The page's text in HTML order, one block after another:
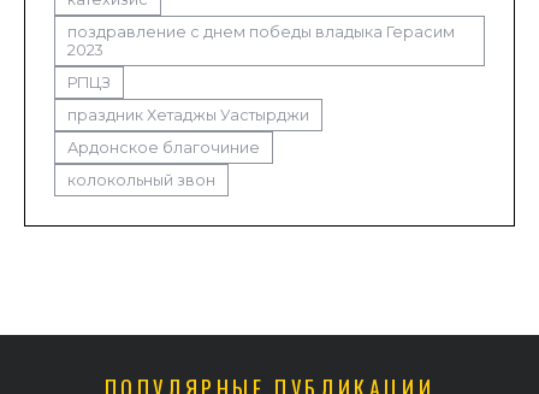
поздравление с днем победы владыка Герасим
2023
РПЦЗ
праздник Хетаджы Уастырджи
Ардонское благочиние
колокольный звон